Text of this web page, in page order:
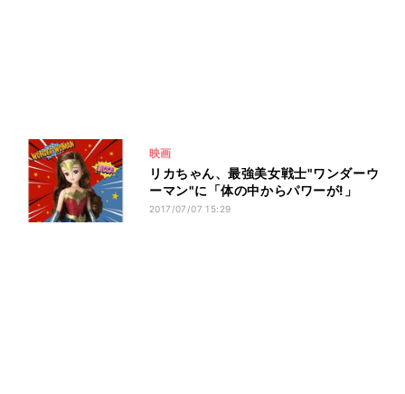
映画
リカちゃん、最強美女戦士"ワンダーウ
ーマン"に「体の中からパワーが!」
2017/07/07 15:29